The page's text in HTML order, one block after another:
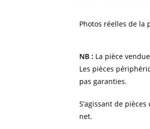
Photos réelles de la
NB : La pièce
Les pièces
pas garanties.
S’agissant de
net.